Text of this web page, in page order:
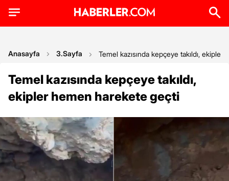
Anasayfa 3.Sayfa Temel kazısında kepçeye takıldı,
Temel kazısında kepçeye takıldı,
ekipler hemen harekete geçti